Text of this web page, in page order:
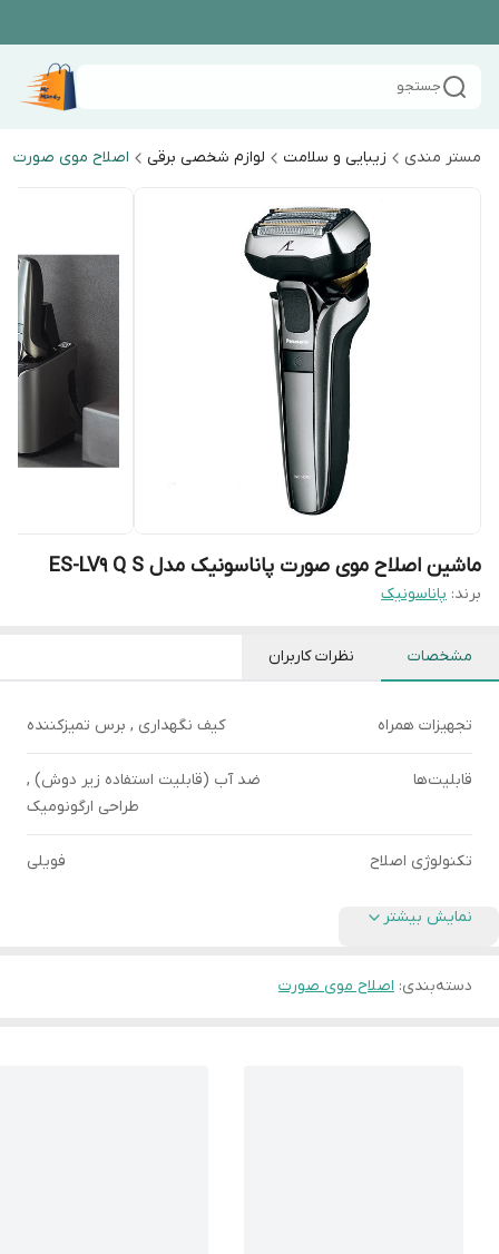
جستجو
مستر مندی زیبایی و سلامت لوازم شخصی برقی اصلاح موی صورت
ماشین اصلاح موی صورت پاناسونیک مدل ES-LV9 Q S
برند: پاناسونیک
مشخصات نظرات کاربران
تجهیزات همراه کیف نگهداری , برس تمیزکننده
قابلیت‌ها
ضد آب (قابلیت استفاده زیر دوش) ,
طراحی ارگونومیک
تکنولوژی اصلاح فویلی
نمایش بیشتر
دسته‌بندی: اصلاح موی صورت